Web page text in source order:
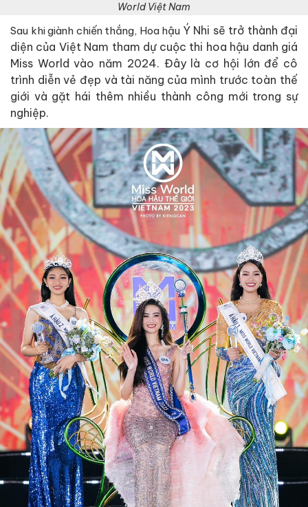
World Việt Nam
Sau khi giành chiến thắng, Hoa hậu Ý Nhi sẽ trở thành đại
diện của Việt Nam tham dự cuộc thi hoa hậu danh giá
Miss World vào năm 2024. Đây là cơ hội lớn để cô
trình diễn vẻ đẹp và tài năng của mình trước toàn thế
giới và gặt hái thêm nhiều thành công mới trong sự
nghiệp.